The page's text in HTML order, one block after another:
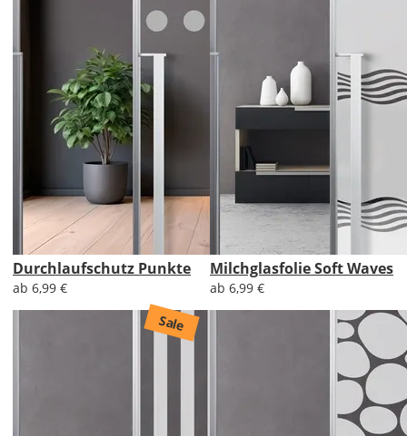
Durchlaufschutz Punkte
ab 6,99 €
Milchglasfolie Soft Waves
ab 6,99 €
Sale